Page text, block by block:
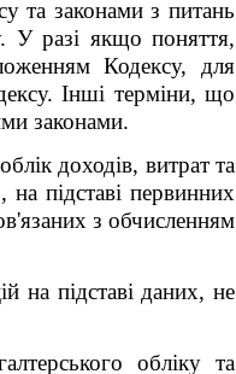
та законами з питань
У разі якщо поняття,
Кодексу, для
Інші терміни, що
законами.
доходів, витрат та
підставі первинних
з обчисленням
на підставі даних, не
обліку та